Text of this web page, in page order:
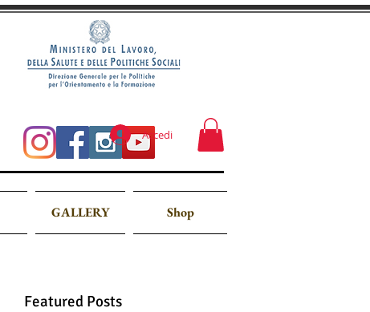
Accedi
GALLERY Shop
Featured Posts